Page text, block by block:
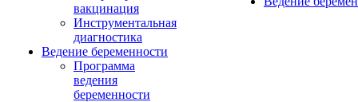
вакцинация
Инструментальная
диагностика
Ведение беременности
Программа
ведения
беременности